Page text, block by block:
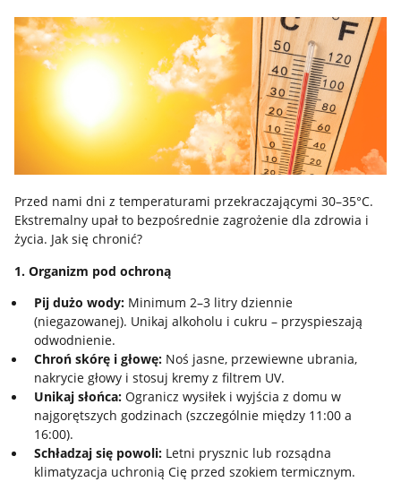
Przed nami dni z temperaturami przekraczającymi 30–35°C.
Ekstremalny upał to bezpośrednie zagrożenie dla zdrowia i
życia. Jak się chronić?
1. Organizm pod ochroną
Pij dużo wody:Minimum 2–3 litry dziennie
(niegazowanej). Unikaj alkoholu i cukru – przyspieszają
odwodnienie.
Chroń skórę i głowę:Noś jasne, przewiewne ubrania,
nakrycie głowy i stosuj kremy z filtrem UV.
Unikaj słońca:Ogranicz wysiłek i wyjścia z domu w
najgorętszych godzinach (szczególnie między 11:00 a
16:00).
Schładzaj się powoli:Letni prysznic lub rozsądna
klimatyzacja uchronią Cię przed szokiem termicznym.